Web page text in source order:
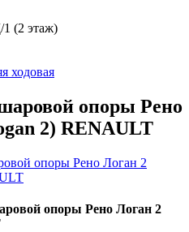
(2 этаж)
ходовая
опоры Рено
2) RENAULT
опоры Рено Логан 2